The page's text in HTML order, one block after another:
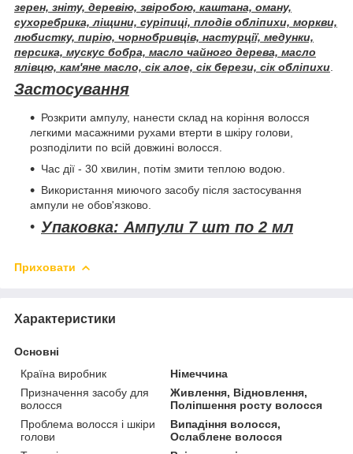
зерен, зніту, деревію, звіробою, каштана, оману,
сухоребрика, ліщини, суріпиці, плодів обліпихи, моркви,
любистку, пирію, чорнобривців, настурції, медунки,
персика, мускус бобра, масло чайного дерева, масло
ялівцю, кам'яне масло, сік алое, сік берези, сік обліпихи.
Застосування
Розкрити ампулу, нанести склад на коріння волосся
легкими масажними рухами втерти в шкіру голови,
розподілити по всій довжині волосся.
Час дії - 30 хвилин, потім змити теплою водою.
Використання миючого засобу після застосування
ампули не обов'язково.
Упаковка: Ампули 7 шт по 2 мл
Приховати
Характеристики
Основні
Країна виробник
Німеччина
Призначення засобу для
волосся
Живлення, Відновлення,
Поліпшення росту волосся
Проблема волосся і шкіри
голови
Випадіння волосся,
Ослаблене волосся